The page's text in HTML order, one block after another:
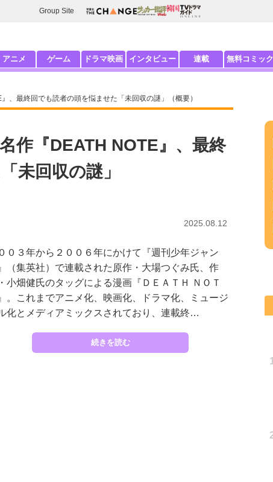
Group Site
アニメ ゲーム ドラマ映画 インタビュー 連載 無料コミック
、最終回でも読者の頭を悩ませた「未回収の謎」（概要）
作『DEATH NOTE』、最終
未回収の謎」
2025.08.12
０３年から２００６年にかけて『週刊少年ジャン
（集英社）で連載された原作・大場つぐみ氏、作
小畑健氏のタッグによる漫画『ＤＥＡＴＨ ＮＯＴ
。これまでアニメ化、映画化、ドラマ化、ミュージ
化とメディアミックスされており、連載終…
続きを読む